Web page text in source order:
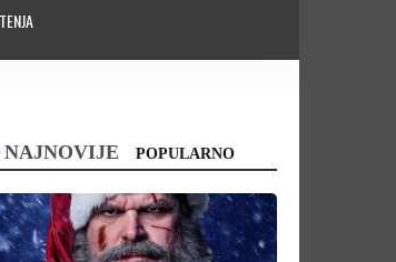
NAJNOVIJE POPULARNO